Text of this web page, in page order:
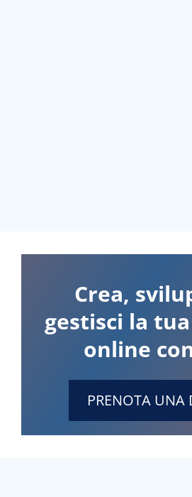
Crea,
gestisci la
online
PRENOTA UNA